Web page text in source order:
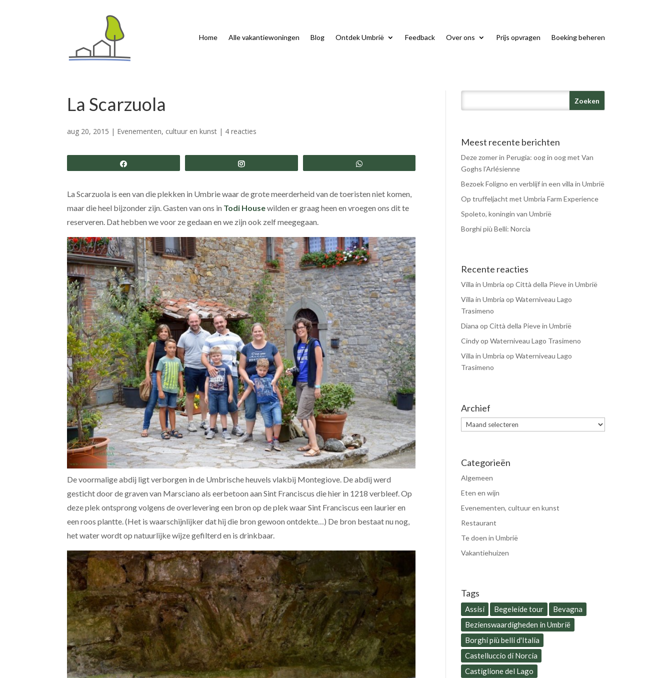
Home Alle vakantiewoningen Blog Ontdek Umbrië Feedback Over ons Prijs opvragen Boeking beheren
La Scarzuola
aug 20, 2015 | Evenementen, cultuur en kunst | 4 reacties
La Scarzuola is een van die plekken in Umbrie waar de grote meerderheid van de toeristen niet komen,
maar die heel bijzonder zijn. Gasten van ons in Todi Housewilden er graag heen en vroegen ons dit te
reserveren. Dat hebben we voor ze gedaan en we zijn ook zelf meegegaan.
De voormalige abdij ligt verborgen in de Umbrische heuvels vlakbij Montegiove. De abdij werd
gesticht door de graven van Marsciano als eerbetoon aan Sint Franciscus die hier in 1218 verbleef. Op
deze plek ontsprong volgens de overlevering een bron op de plek waar Sint Franciscus een laurier en
een roos plantte. (Het is waarschijnlijker dat hij die bron gewoon ontdekte…) De bron bestaat nu nog,
het water wordt op natuurlijke wijze gefilterd en is drinkbaar.
Meest recente berichten
Deze zomer in Perugia: oog in oog met Van
Goghs l’Arlésienne
Bezoek Foligno en verblijf in een villa in Umbrië
Op truffeljacht met Umbria Farm Experience
Spoleto, koningin van Umbrië
Borghi più Belli: Norcia
Recente reacties
Villa in Umbria op Città della Pieve in Umbrië
Villa in Umbria op Waterniveau Lago
Trasimeno
Diana op Città della Pieve in Umbrië
Cindyop Waterniveau Lago Trasimeno
Villa in Umbria op Waterniveau Lago
Trasimeno
Archief
Archief
Categorieën
Algemeen
Eten en wijn
Evenementen, cultuur en kunst
Restaurant
Te doen in Umbrië
Vakantiehuizen
Tags
Assisi Begeleide tour
Bevagna
Bezienswaardigheden in Umbrië
Borghi più belli d'Italia
Castelluccio di Norcia
Castiglione del Lago